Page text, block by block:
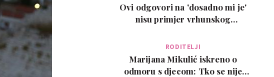
Ovi odgovori na 'dosadno mi je'
nisu primjer vrhunskog
RODITELJI
Marijana Mikulić iskreno o
odmoru s djecom: Tko se nije